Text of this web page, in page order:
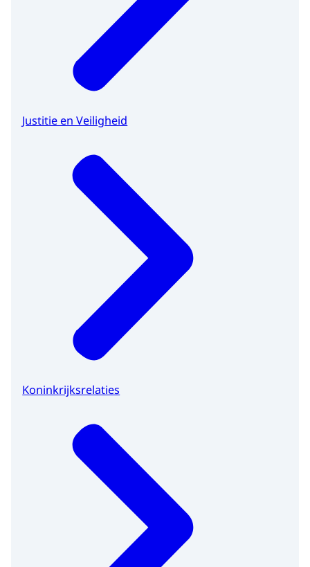
Justitie en Veiligheid
Koninkrijksrelaties